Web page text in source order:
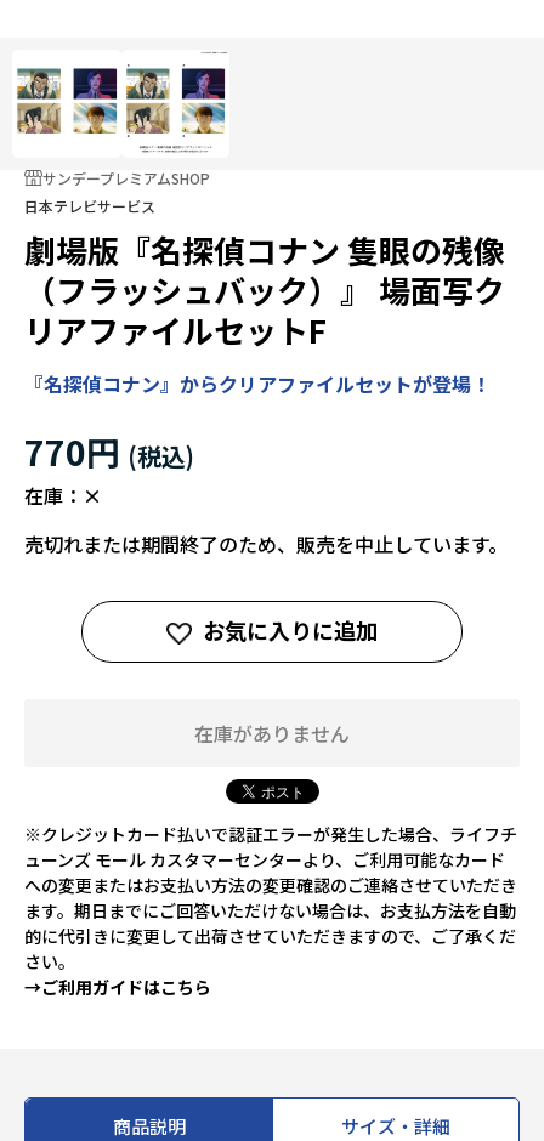
サンデープレミアムSHOP
日本テレビサービス
劇場版『名探偵コナン 隻眼の残像
（フラッシュバック）』 場面写ク
リアファイルセットF
『名探偵コナン』からクリアファイルセットが登場！
770円
在庫： ×
売切れまたは期間終了のため、販売を中止しています。
お気に入りに追加
在庫がありません
※クレジットカード払いで認証エラーが発生した場合、ライフチ
ューンズ モール カスタマーセンターより、ご利用可能なカード
への変更またはお支払い方法の変更確認のご連絡させていただき
ます。期日までにご回答いただけない場合は、お支払方法を自動
的に代引きに変更して出荷させていただきますので、ご了承くだ
さい。
→ご利用ガイドはこちら
商品説明 サイズ・詳細